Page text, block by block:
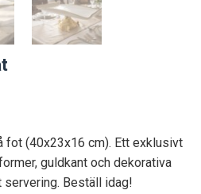
fot (40x23x16 cm). Ett exklusivt
guldkant och dekorativa
Beställ idag!